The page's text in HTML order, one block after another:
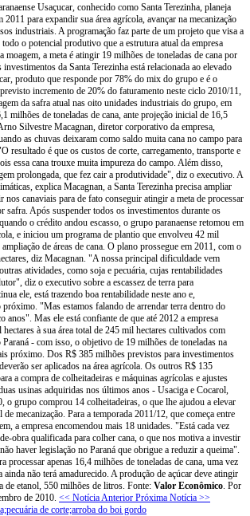
Usaçucar, conhecido como Santa Terezinha, planeja
para expandir sua área agrícola, avançar na mecanização
industriais. A programação faz parte de um projeto que visa a
o potencial produtivo que a estrutura atual da empresa
moagem, a meta é atingir 19 milhões de toneladas de cana por
da Santa Terezinha está relacionada ao elevado
produto que responde por 78% do mix do grupo e é o
incremento de 20% do faturamento neste ciclo 2010/11,
da safra atual nas oito unidades industriais do grupo, em
milhões de toneladas de cana, ante projeção inicial de 16,5
Silvestre Macagnan, diretor corporativo da empresa,
as chuvas deixaram como saldo muita cana no campo para
resultado é que os custos de corte, carregamento, transporte e
essa cana trouxe muita impureza do campo. Além disso,
prolongada, que fez cair a produtividade", diz o executivo. A
explica Macagnan, a Santa Terezinha precisa ampliar
nos canaviais para de fato conseguir atingir a meta de processar
safra. Após suspender todos os investimentos durante os
o crédito andou escasso, o grupo paranaense retomou em
e iniciou um programa de plantio que envolveu 42 mil
de áreas de cana. O plano prossegue em 2011, com o
diz Macagnan. "A nossa principal dificuldade vem
atividades, como soja e pecuária, cujas rentabilidades
diz o executivo sobre a escassez de terra para
ele, está trazendo boa rentabilidade neste ano e,
próximo. "Mas estamos falando de arrendar terra dentro do
anos". Mas ele está confiante de que até 2012 a empresa
à sua área total de 245 mil hectares cultivados com
Paraná - com isso, o objetivo de 19 milhões de toneladas na
próximo. Dos R$ 385 milhões previstos para investimentos
ser aplicados na área agrícola. Os outros R$ 135
a compra de colheitadeiras e máquinas agrícolas e ajustes
usinas adquiridas nos últimos anos - Usaciga e Cocarol,
o grupo comprou 14 colheitadeiras, o que lhe ajudou a elevar
mecanização. Para a temporada 2011/12, que começa entre
a empresa encomendou mais 18 unidades. "Está cada vez
obra qualificada para colher cana, o que nos motiva a investir
haver legislação no Paraná que obrigue a reduzir a queima".
processar apenas 16,4 milhões de toneladas de cana, uma vez
não terá amadurecido. A produção de açúcar deve atingir
de etanol, 550 milhões de litros. Fonte: Valor Econômico. Por
de 2010. << Notícia Anterior Próxima Notícia >>
de corte;arroba do boi gordo